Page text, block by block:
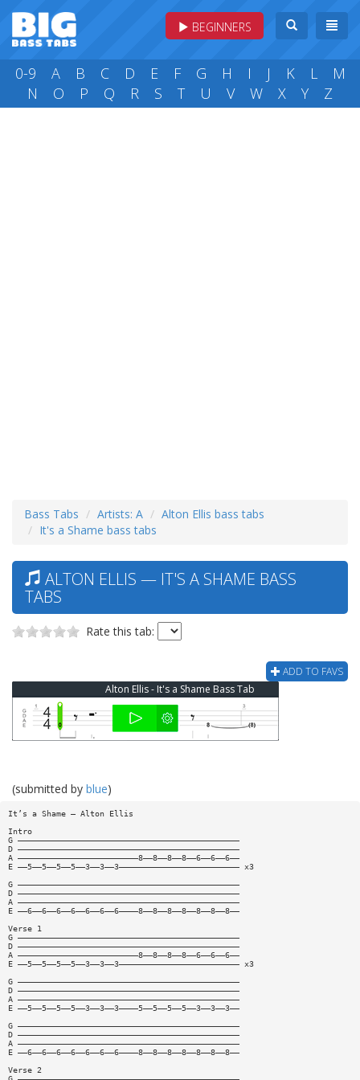
BEGINNERS
0-9 A B C D E F G H I J K L
M
N
O P Q R S T U V W X Y Z
Bass Tabs Artists: A
Alton Ellis bass tabs
It's a Shame bass tabs
ALTON ELLIS — IT'S A SHAME BASS
TABS
Rate this tab:
ADD TO FAVS
Alton Ellis - It's a Shame Bass Tab
(submitted by blue)
It’s a Shame – Alton Ellis
Intro
G ——————————————————————————————————————————————
D ——————————————————————————————————————————————
A —————————————————————————8——8——8——8——6——6——6——
E ——5——5——5——5——3——3——3————————————————————————— x3
G ——————————————————————————————————————————————
D ——————————————————————————————————————————————
A ——————————————————————————————————————————————
E ——6——6——6——6——6——6——6————8——8——8——8——8——8——8——
Verse 1
G ——————————————————————————————————————————————
D ——————————————————————————————————————————————
A —————————————————————————8——8——8——8——6——6——6——
E ——5——5——5——5——3——3——3————————————————————————— x3
G ——————————————————————————————————————————————
D ——————————————————————————————————————————————
A ——————————————————————————————————————————————
E ——5——5——5——5——3——3——3————5——5——5——5——3——3——3——
G ——————————————————————————————————————————————
D ——————————————————————————————————————————————
A ——————————————————————————————————————————————
E ——6——6——6——6——6——6——6————8——8——8——8——8——8——8——
Verse 2